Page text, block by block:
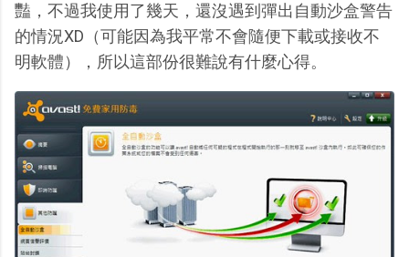
豔，不過我使用了幾天，還沒遇到彈出自動沙盒警告
的情況XD（可能因為我平常不會隨便下載或接收不
明軟體），所以這部份很難說有什麼心得。